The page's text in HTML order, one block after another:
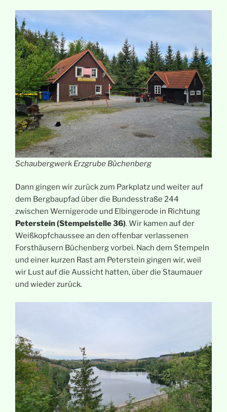
Schaubergwerk Erzgrube Büchenberg
Dann gingen wir zurück zum Parkplatz und weiter auf
dem Bergbaupfad über die Bundesstraße 244
zwischen Wernigerode und Elbingerode in Richtung
Peterstein (Stempelstelle 36). Wir kamen auf der
Weißkopfchaussee an den offenbar verlassenen
Forsthäusern Büchenberg vorbei. Nach dem Stempeln
und einer kurzen Rast am Peterstein gingen wir, weil
wir Lust auf die Aussicht hatten, über die Staumauer
und wieder zurück.